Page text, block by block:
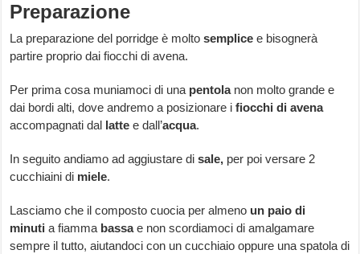
Preparazione
La preparazione del porridge è moltosemplice e bisognerà
partire proprio dai fiocchi di avena.
Per prima cosa muniamoci di una pentolanon molto grande e
dai bordi alti, dove andremo a posizionare ifiocchi di avena
accompagnati dal latte e dall’acqua.
In seguito andiamo ad aggiustare disale, per poi versare 2
cucchiaini di miele.
Lasciamo che il composto cuocia per almeno un paio di
minuti a fiamma bassae non scordiamoci di amalgamare
sempre il tutto, aiutandoci con un cucchiaio oppure una spatola di